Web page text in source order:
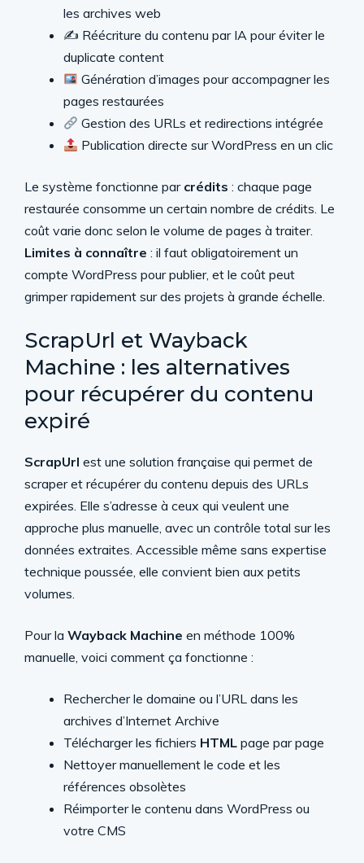
les archives web
✍️ Réécriture du contenu par IA pour éviter le
duplicate content
Génération d’images pour accompagner les
pages restaurées
Gestion des URLs et redirections intégrée
Publication directe sur WordPress en un clic
Le système fonctionne par crédits : chaque page
restaurée consomme un certain nombre de crédits. Le
coût varie donc selon le volume de pages à traiter.
Limites à connaître : il faut obligatoirement un
compte WordPress pour publier, et le coût peut
grimper rapidement sur des projets à grande échelle.
ScrapUrl et Wayback
Machine : les alternatives
pour récupérer du contenu
expiré
ScrapUrl est une solution française qui permet de
scraper et récupérer du contenu depuis des URLs
expirées. Elle s’adresse à ceux qui veulent une
approche plus manuelle, avec un contrôle total sur les
données extraites. Accessible même sans expertise
technique poussée, elle convient bien aux petits
volumes.
Pour la Wayback Machine en méthode 100%
manuelle, voici comment ça fonctionne :
Rechercher le domaine ou l’URL dans les
archives d’Internet Archive
Télécharger les fichiers HTML page par page
Nettoyer manuellement le code et les
références obsolètes
Réimporter le contenu dans WordPress ou
votre CMS